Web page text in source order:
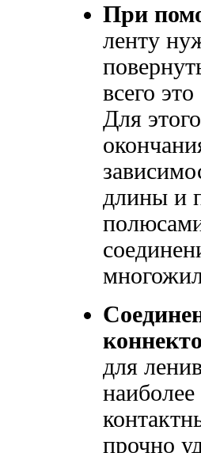
При
ленту
всего
Для
длины и
для
прочно